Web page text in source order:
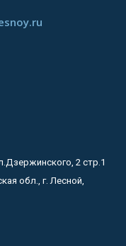
2 стр.1
обл., г. Лесной,